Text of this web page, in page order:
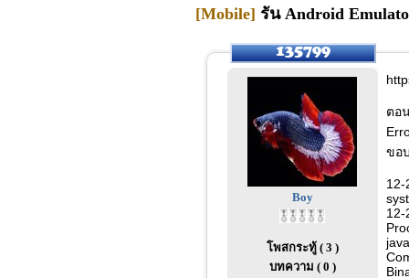
[Mobile] รัน Android
Boy
โพสกระทู้ ( 3 )
บทความ ( 0 )
ตอ
ขอ
12-
12-